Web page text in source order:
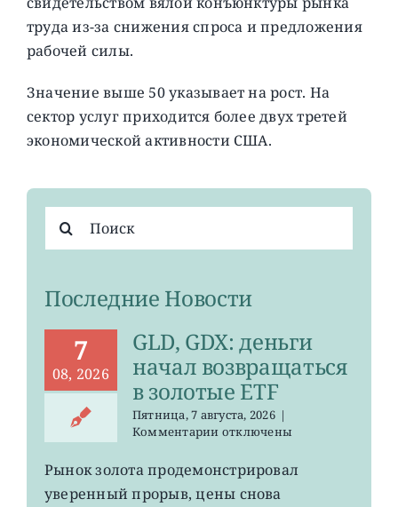
труда из-за снижения спроса и предложения
рабочей силы.
Значение выше 50 указывает на рост. На
сектор услуг приходится более двух третей
экономической активности США.
поиска:
Последние Новости
7
08, 2026
GLD, GDX: деньги
начал возвращаться
в золотые ETF
Пятница, 7 августа, 2026 |
Комментариик
GLD,
GDX:
деньги
отключены
Рынок золота продемонстрировал
уверенный прорыв, цены снова